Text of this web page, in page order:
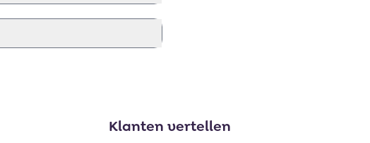
Klanten vertellen